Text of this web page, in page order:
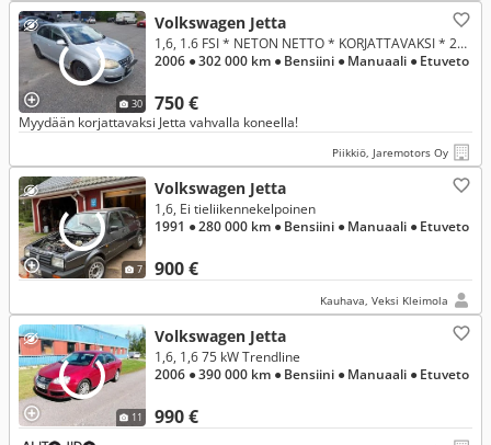
30
Volkswagen Jetta
750 €
1,6, 1.6 FSI * NETON NETTO * KORJATTAVAKSI * 2XRENKAAT * ILMASTOINTI * VAKKARI * YMYM..
2006 ● 302 000 km ● Bensiini ● Manuaali ● Etuveto
Myydään korjattavaksi Jetta vahvalla koneella!
Piikkiö, Jaremotors Oy
7
Volkswagen Jetta
900 €
1,6, Ei tieliikennekelpoinen
1991 ● 280 000 km ● Bensiini ● Manuaali ● Etuveto
Kauhava, Veksi Kleimola
11
Volkswagen Jetta
990 €
1,6, 1,6 75 kW Trendline
2006 ● 390 000 km ● Bensiini ● Manuaali ● Etuveto